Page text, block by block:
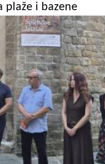
plaže i bazene